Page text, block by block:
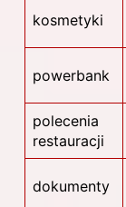
kosmetyki
powerbank
polecenia
restauracji
dokumenty